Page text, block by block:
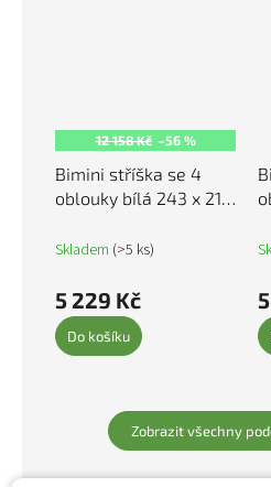
12 158 Kč –56 %
Bimini stříška se 4
oblouky bílá 243 x 210
Skladem (>5 ks)
5 229 Kč
Do košíku
Zobrazit všechny